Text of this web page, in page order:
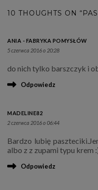
10 THOUGHTS ON
ANIA - FABRYKA POMYSŁÓW
5 czerwca 2016 o 20:28
do nich tylko barszczyk i
Odpowiedz
MADELINE82
2 czerwca 2016 o 06:44
Bardzo lubię
albo z z zupami typu krem
Odpowiedz